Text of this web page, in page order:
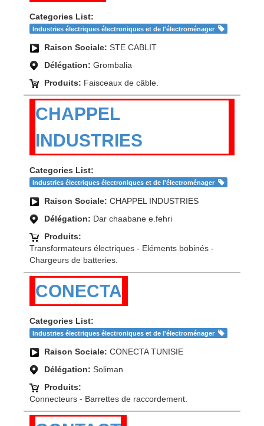
Categories List:
Industries électriques électroniques et de l'électroménager
Raison Sociale: STE CABLIT
Délégation: Grombalia
Produits: Faisceaux de câble.
CHAPPEL
INDUSTRIES
Categories List:
Industries électriques électroniques et de l'électroménager
Raison Sociale: CHAPPEL INDUSTRIES
Délégation: Dar chaabane e.fehri
Produits:
Transformateurs électriques - Eléments bobinés -
Chargeurs de batteries.
CONECTA
Categories List:
Industries électriques électroniques et de l'électroménager
Raison Sociale: CONECTA TUNISIE
Délégation: Soliman
Produits:
Connecteurs - Barrettes de raccordement.